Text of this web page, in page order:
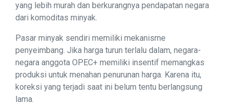
yang lebih murah dan berkurangnya pendapatan negara
dari komoditas minyak.
Pasar minyak sendiri memiliki mekanisme
penyeimbang. Jika harga turun terlalu dalam, negara-
negara anggota OPEC+ memiliki insentif memangkas
produksi untuk menahan penurunan harga. Karena itu,
koreksi yang terjadi saat ini belum tentu berlangsung
lama.